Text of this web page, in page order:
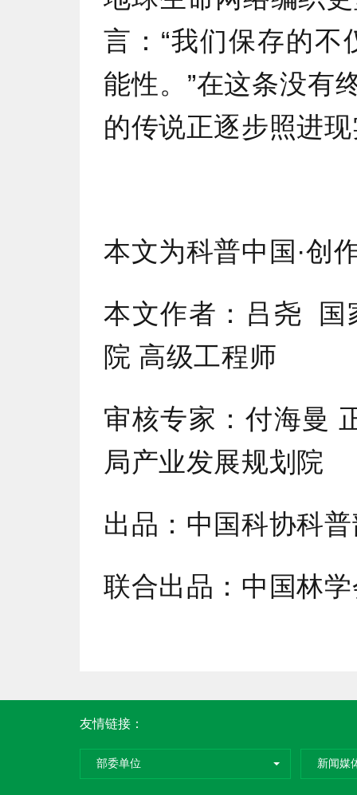
言：“我们保存的
能性。”在这条没有
的传说正逐步照进
本文为科普中国·创
本文作者：吕尧 国
院 高级工程师
审核专家：付海曼
局产业发展规划院
出品：中国科协科
联合出品：中国林
友情链接：
部委单位 新闻媒